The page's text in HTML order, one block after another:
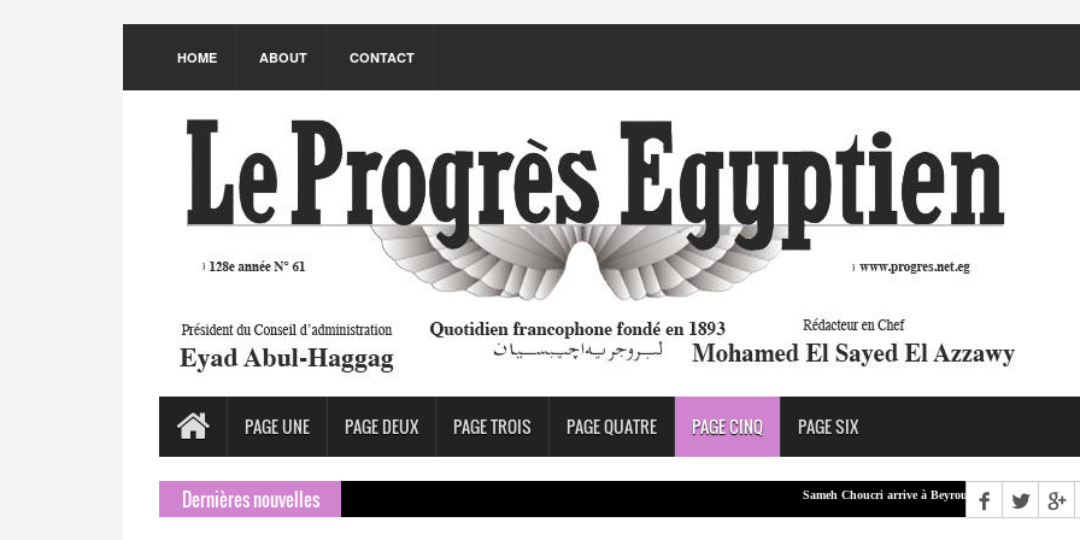
HOME ABOUT CONTACT
PAGE UNE PAGE DEUX PAGE TROIS PAGE QUATRE PAGE CINQ PAGE SIX
Dernières nouvelles Sameh Choucri arrive à Beyrouth LEA : Aboul